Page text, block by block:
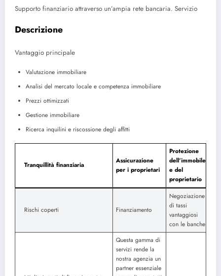
Supporto finanziario attraverso un’ampia rete bancaria. Servizio
Descrizione
Vantaggio principale
Valutazione immobiliare
Analisi del mercato locale e competenza immobiliare
Prezzi ottimizzati
Gestione immobiliare
Ricerca inquilini e riscossione degli affitti
Tranquillità finanziaria
Assicurazione
per i proprietari
Protezione
dell’immobile
e del
proprietario
Rischi coperti Finanziamento
Negoziazione
di tassi
vantaggiosi
con le banche
Questa gamma di
servizi rende la
nostra agenzia un
partner essenziale